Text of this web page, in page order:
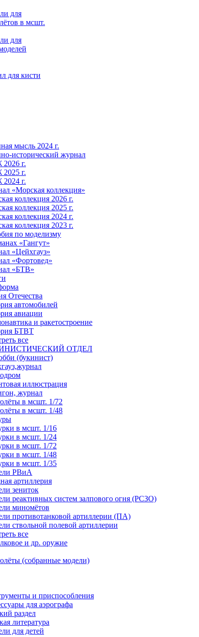
для
в мсшт.
для
для кисти
мысль 2024 г.
исторический журнал
г.
г.
г.
«Морская коллекция»
коллекция 2026 г.
коллекция 2025 г.
коллекция 2024 г.
коллекция 2023 г.
по моделизму
«Гангут»
«Цейхгауз»
«Фортовед»
«БТВ»
Отечества
автомобилей
авиации
и ракетостроение
БТВТ
все
ОТДЕЛ
(букинист)
иллюстрация
журнал
в мсшт. 1/72
в мсшт. 1/48
в мсшт. 1/16
в мсшт. 1/24
в мсшт. 1/72
в мсшт. 1/48
в мсшт. 1/35
РВиА
артиллерия
зениток
реактивных систем залпового огня (РСЗО)
миномётов
противотанковой артиллерии (ПА)
ствольной полевой артиллерии
все
и др. оружие
(собранные модели)
и приспособления
для аэрографа
раздел
литература
для детей